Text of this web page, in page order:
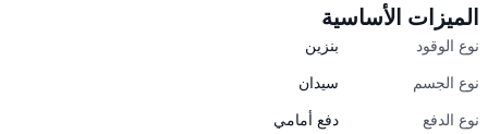
الميزات الأساسية
نوع الوقود
بنزين
نوع الجسم
سيدان
نوع الدفع
دفع أمامي